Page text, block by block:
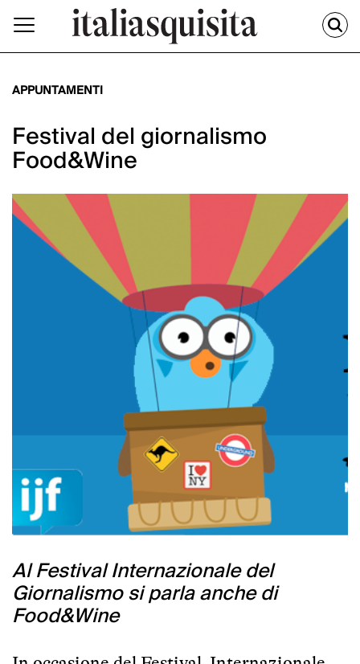
APPUNTAMENTI
Festival del giornalismo
Food&Wine
Al Festival Internazionale del
Giornalismo si parla anche di
Food&Wine